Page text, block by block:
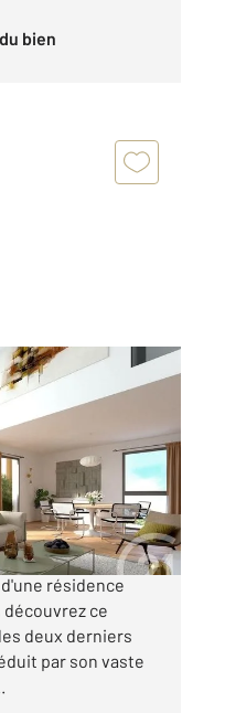
bien
étage avec
résidence
ce
deux derniers
par son vaste